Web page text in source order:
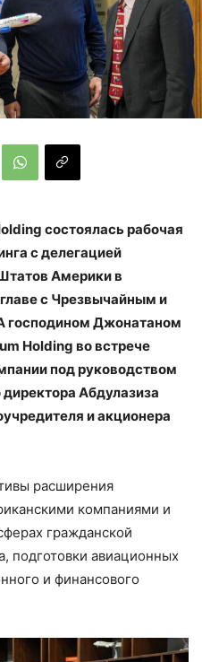
состоялась рабочая
с делегацией
Америки в
с Чрезвычайным и
Джонатаном
Holding во встрече
под руководством
Абдулазиза
и акционера
расширения
компаниями и
гражданской
подготовки авиационных
и финансового